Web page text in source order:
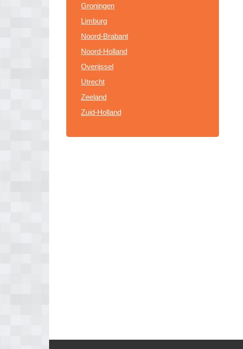
Groningen
Limburg
Noord-Brabant
Noord-Holland
Overijssel
Utrecht
Zeeland
Zuid-Holland